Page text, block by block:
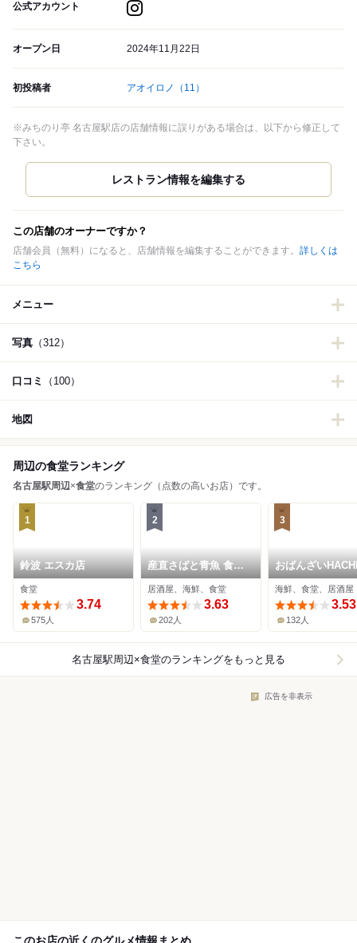
公式アカウント
オープン日 2024年11月22日
初投稿者 アオイロノ （11）
※みちのり亭 名古屋駅店の店舗情報に誤りがある場合は、以下から修正して
下さい。
この店舗のオーナーですか？
店舗会員（無料）になると、店舗情報を編集することができます。 詳しくは
こちら
メニュー
写真 （312）
口コミ （100）
地図
周辺の食堂ランキング
名古屋駅周辺×食堂のランキング（点数の高いお店）です。
1
鈴波 エスカ店
食堂
3.74
575人
2
産直さばと青魚 食堂
あおい
居酒屋、海鮮、食堂
3.63
202人
3
おばんざい
海鮮、食堂、居酒屋
3.53
132人
名古屋駅周辺×食堂のランキングをもっと見る
広告を非表示